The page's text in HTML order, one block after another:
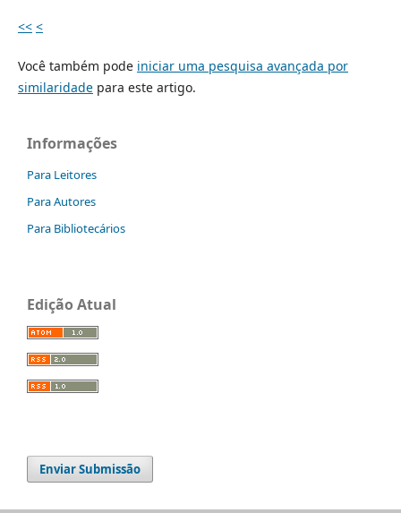
<< <
Você também pode iniciar uma pesquisa avançada por
similaridadepara este artigo.
Informações
Para Leitores
Para Autores
Para Bibliotecários
Edição Atual
Enviar Submissão